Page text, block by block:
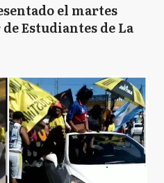
el martes
Estudiantes de La